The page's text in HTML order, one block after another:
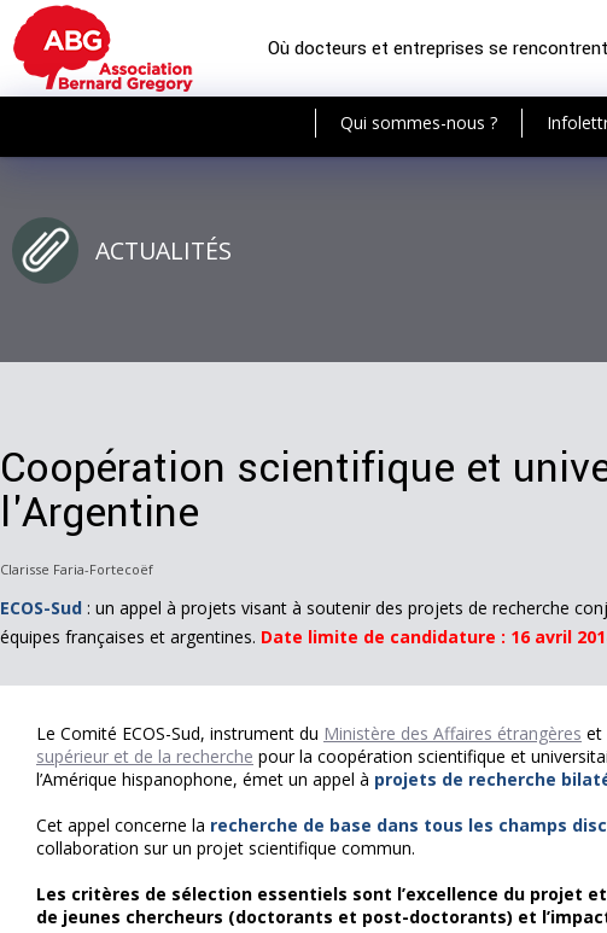
Où docteurs et entreprises se rencontrent
Qui sommes-nous ?
ACTUALITÉS
Coopération scientifique et
l'Argentine
Clarisse Faria-Fortecoëf
ECOS-Sud : un appel à projets visant à soutenir des projets de recherche
équipes françaises et argentines. Date limite de candidature : 16 avril
Le Comité ECOS-Sud, instrument du Ministère des Affaires étrangères et
supérieur et de la recherche pour la coopération scientifique et
l’Amérique hispanophone, émet un appel à projets de recherche
Cet appel concerne la recherche de base dans tous les champs
collaboration sur un projet scientifique commun.
Les critères de sélection essentiels sont l’excellence du projet
de jeunes chercheurs (doctorants et post-doctorants) et